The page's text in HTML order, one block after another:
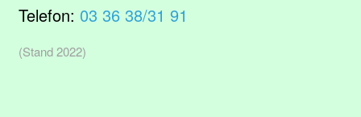
Telefon: 03 36 38/31 91
(Stand 2022)